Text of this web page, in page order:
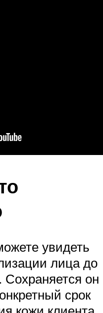
увидеть
лица до
он
срок